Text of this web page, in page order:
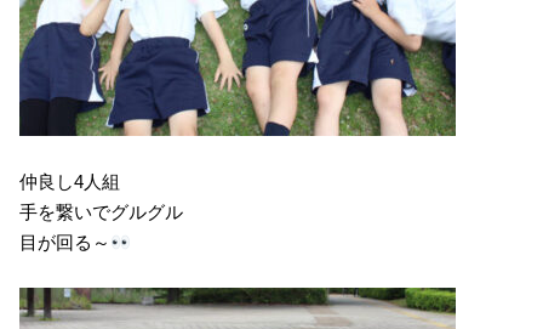
仲良し4人組
手を繋いでグルグル
目が回る～